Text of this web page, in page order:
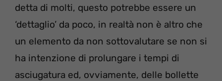
detta di molti, questo potrebbe essere un
‘dettaglio’ da poco, in realtà non è altro che
un elemento da non sottovalutare se non si
ha intenzione di prolungare i tempi di
asciugatura ed, ovviamente, delle bollette